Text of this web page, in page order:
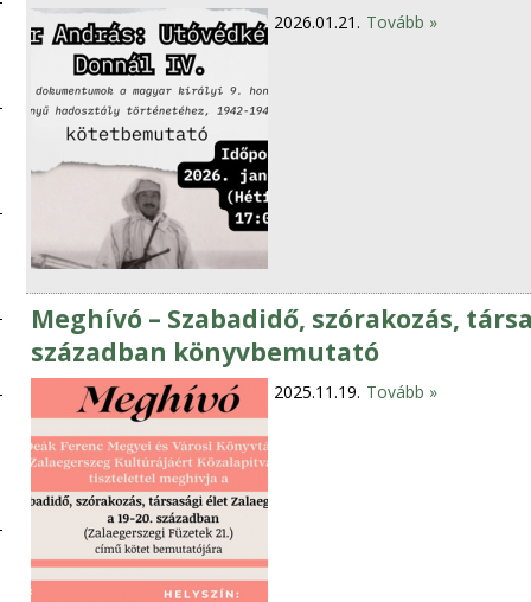
2026.01.21. Tovább »
Meghívó – Szabadidő, szórakozás,
században könyvbemutató
2025.11.19. Tovább »